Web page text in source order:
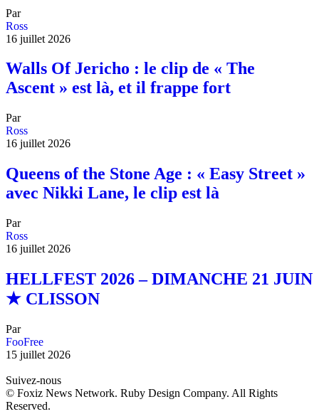
Par
Ross
16 juillet 2026
Walls Of Jericho : le clip de « The
Ascent » est là, et il frappe fort
Par
Ross
16 juillet 2026
Queens of the Stone Age : « Easy Street »
avec Nikki Lane, le clip est là
Par
Ross
16 juillet 2026
HELLFEST 2026 – DIMANCHE 21 JUIN
★ CLISSON
Par
FooFree
15 juillet 2026
Suivez-nous
© Foxiz News Network. Ruby Design Company. All Rights
Reserved.